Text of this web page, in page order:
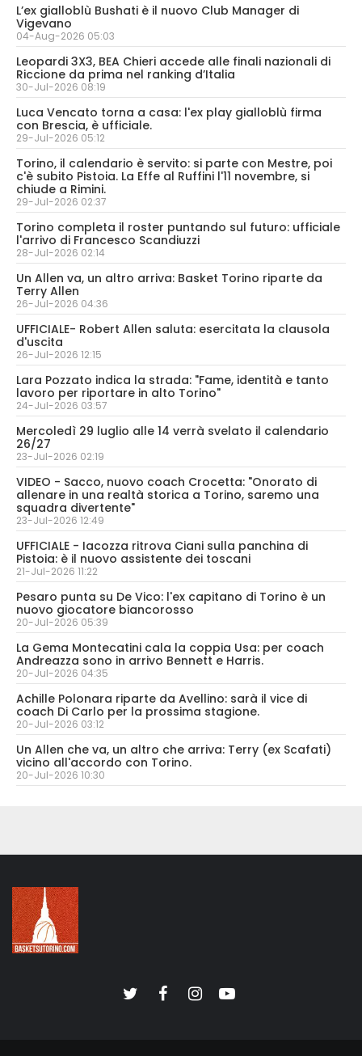
L’ex gialloblù Bushati è il nuovo Club Manager di
Vigevano
04-Aug-2026 05:03
Leopardi 3X3, BEA Chieri accede alle finali nazionali di
Riccione da prima nel ranking d’Italia
30-Jul-2026 08:19
Luca Vencato torna a casa: l'ex play gialloblù firma
con Brescia, è ufficiale.
29-Jul-2026 05:12
Torino, il calendario è servito: si parte con Mestre, poi
c'è subito Pistoia. La Effe al Ruffini l'11 novembre, si
chiude a Rimini.
29-Jul-2026 02:37
Torino completa il roster puntando sul futuro: ufficiale
l'arrivo di Francesco Scandiuzzi
28-Jul-2026 02:14
Un Allen va, un altro arriva: Basket Torino riparte da
Terry Allen
26-Jul-2026 04:36
UFFICIALE- Robert Allen saluta: esercitata la clausola
d'uscita
26-Jul-2026 12:15
Lara Pozzato indica la strada: "Fame, identità e tanto
lavoro per riportare in alto Torino"
24-Jul-2026 03:57
Mercoledì 29 luglio alle 14 verrà svelato il calendario
26/27
23-Jul-2026 02:19
VIDEO - Sacco, nuovo coach Crocetta: "Onorato di
allenare in una realtà storica a Torino, saremo una
squadra divertente"
23-Jul-2026 12:49
UFFICIALE - Iacozza ritrova Ciani sulla panchina di
Pistoia: è il nuovo assistente dei toscani
21-Jul-2026 11:22
Pesaro punta su De Vico: l'ex capitano di Torino è un
nuovo giocatore biancorosso
20-Jul-2026 05:39
La Gema Montecatini cala la coppia Usa: per coach
Andreazza sono in arrivo Bennett e Harris.
20-Jul-2026 04:35
Achille Polonara riparte da Avellino: sarà il vice di
coach Di Carlo per la prossima stagione.
20-Jul-2026 03:12
Un Allen che va, un altro che arriva: Terry (ex Scafati)
vicino all'accordo con Torino.
20-Jul-2026 10:30